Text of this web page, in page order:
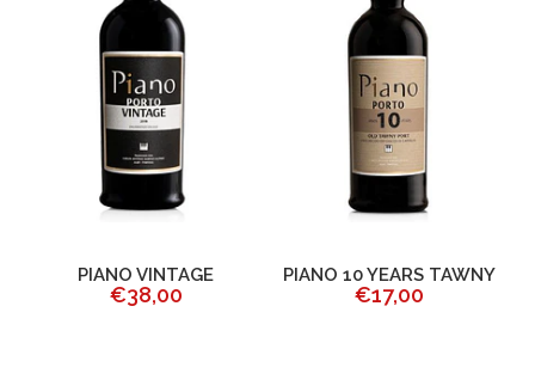
PIANO VINTAGE
€38,00
PIANO 10 YEARS TAWNY
€17,00